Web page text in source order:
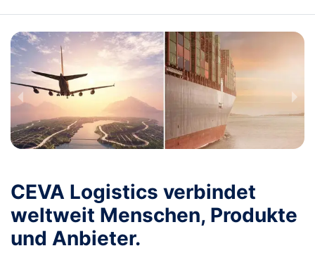
CEVA Logistics verbindet
weltweit Menschen, Produkte
und Anbieter.